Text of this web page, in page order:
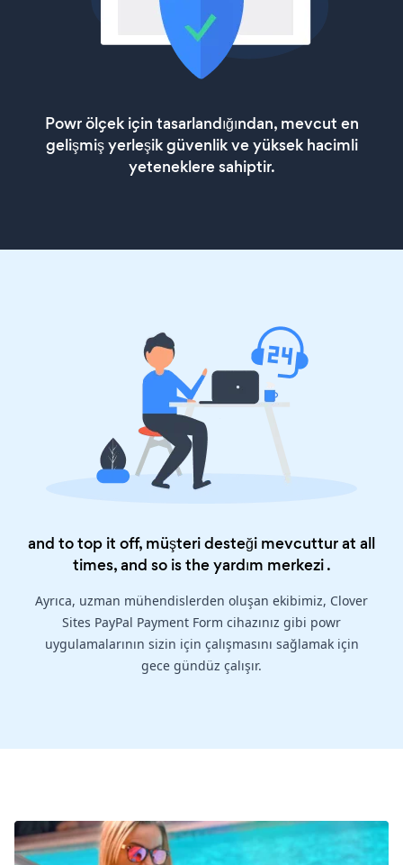
Powr ölçek için tasarlandığından, mevcut en
gelişmiş yerleşik güvenlik ve yüksek hacimli
yeteneklere sahiptir.
and to top it off, müşteri desteği mevcuttur at all
times, and so is theyardım merkezi.
Ayrıca, uzman mühendislerden oluşan ekibimiz, Clover
Sites PayPal Payment Form cihazınız gibi powr
uygulamalarının sizin için çalışmasını sağlamak için
gece gündüz çalışır.